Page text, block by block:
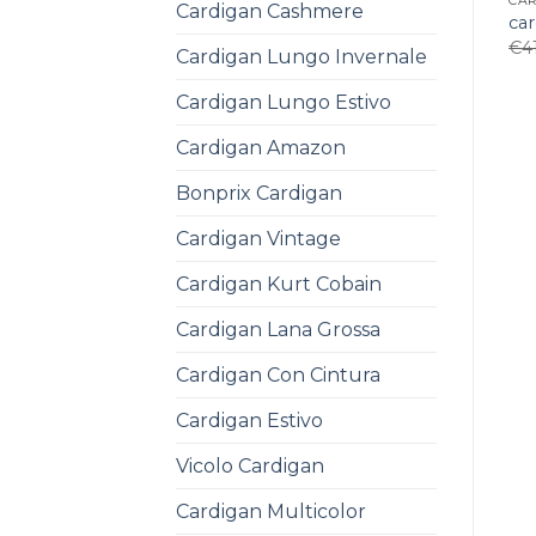
Cardigan Cashmere
Cardigan Lungo Invernale
Cardigan Lungo Estivo
Cardigan Amazon
Bonprix Cardigan
Cardigan Vintage
Cardigan Kurt Cobain
Cardigan Lana Grossa
Cardigan Con Cintura
Cardigan Estivo
Vicolo Cardigan
Cardigan Multicolor
€